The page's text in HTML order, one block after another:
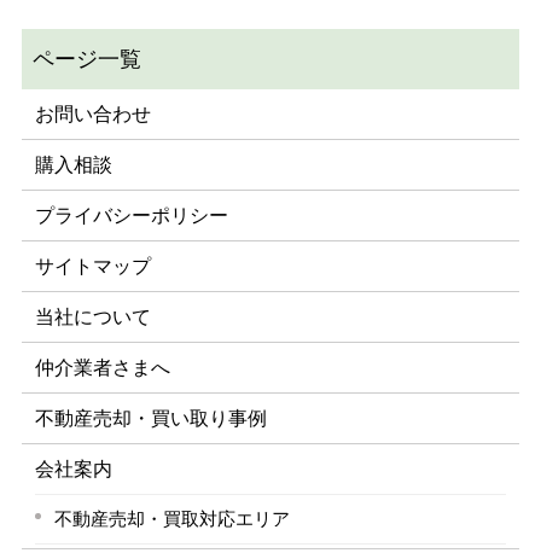
お問い合わせ
購入相談
プライバシーポリシー
サイトマップ
当社について
仲介業者さまへ
不動産売却・買い取り事例
会社案内
不動産売却・買取対応エリア